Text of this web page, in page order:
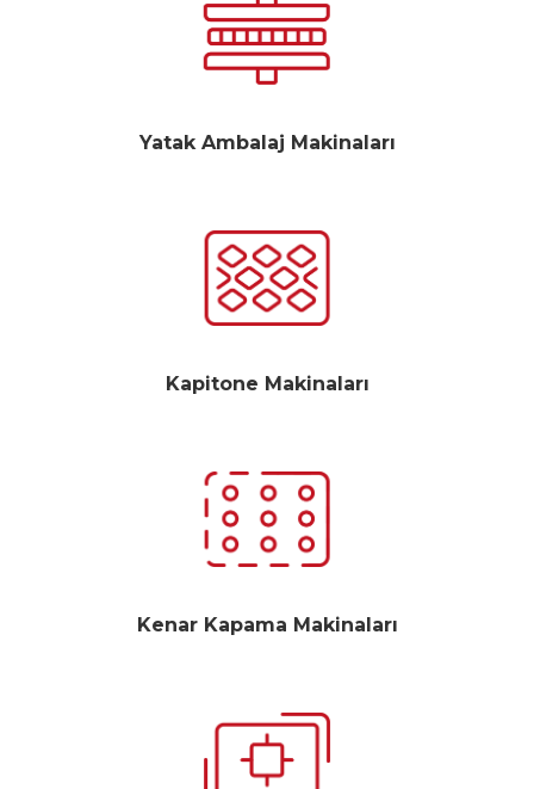
Yatak Ambalaj Makinaları
Kapitone Makinaları
Kenar Kapama Makinaları